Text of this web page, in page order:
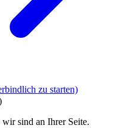
zu starten)
sind an Ihrer Seite.